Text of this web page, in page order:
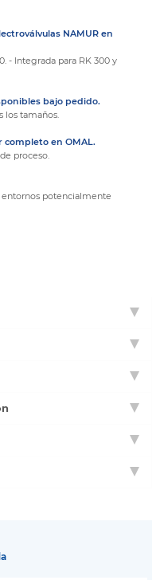
NAMUR en
- Integrada para RK 300 y
bajo pedido.
los tamaños.
completo en OMAL.
proceso.
potencialmente